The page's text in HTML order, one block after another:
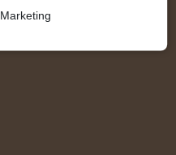
Marketing